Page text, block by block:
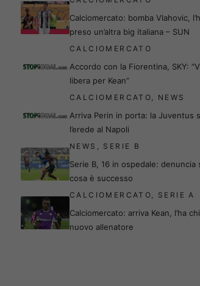
Calciomercato: bomba Vlahovic,
preso un’altra big italiana – SUN
CALCIOMERCATO
Accordo con la Fiorentina, SKY:
libera per Kean”
CALCIOMERCATO, NEWS
Arriva Perin in porta: la Juventus
l’erede al Napoli
NEWS , SERIE B
Serie B, 16 in ospedale: denuncia
cosa è successo
CALCIOMERCATO, SERIE A
Calciomercato: arriva Kean, l’ha
nuovo allenatore